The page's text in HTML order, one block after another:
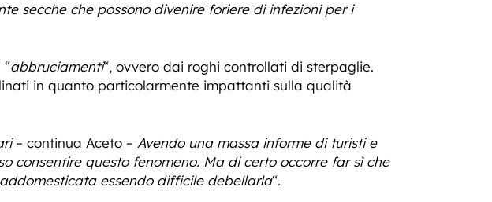
secche che possono divenire foriere di infezioni per i
abbruciamenti“, ovvero dai roghi controllati di sterpaglie.
in quanto particolarmente impattanti sulla qualità
– continua Aceto – Avendo una massa informe di turisti e
consentire questo fenomeno. Ma di certo occorre far sì che
essendo difficile debellarla“.